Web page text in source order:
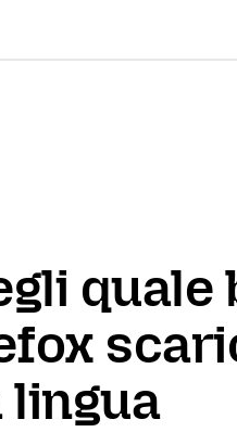
lingua